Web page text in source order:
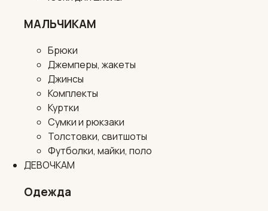
МАЛЬЧИКАМ
Брюки
Джемперы, жакеты
Джинсы
Комплекты
Куртки
Сумки и рюкзаки
Толстовки, свитшоты
Футболки, майки, поло
ДЕВОЧКАМ
Одежда